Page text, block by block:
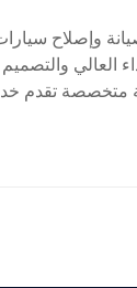
وإصلاح
العالي
متخصصة تقدم